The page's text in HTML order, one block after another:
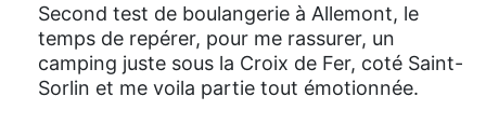
Second test de boulangerie à Allemont, le
temps de repérer, pour me rassurer, un
camping juste sous la Croix de Fer, coté Saint-
Sorlin et me voila partie tout émotionnée.